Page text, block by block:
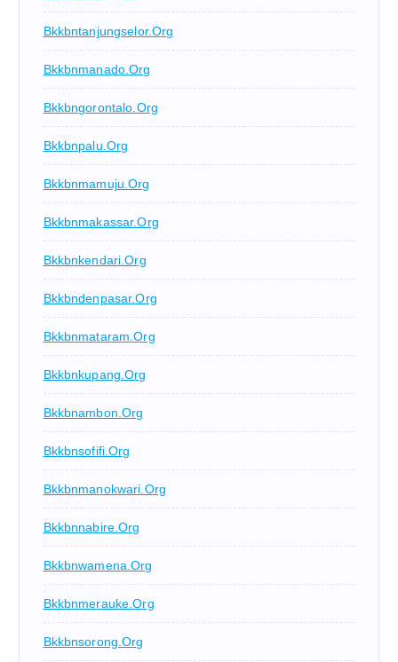
Bkkbntanjungselor.org
Bkkbnmanado.org
Bkkbngorontalo.org
Bkkbnpalu.org
Bkkbnmamuju.org
Bkkbnmakassar.org
Bkkbnkendari.org
Bkkbndenpasar.org
Bkkbnmataram.org
Bkkbnkupang.org
Bkkbnambon.org
Bkkbnsofifi.org
Bkkbnmanokwari.org
Bkkbnnabire.org
Bkkbnwamena.org
Bkkbnmerauke.org
Bkkbnsorong.org